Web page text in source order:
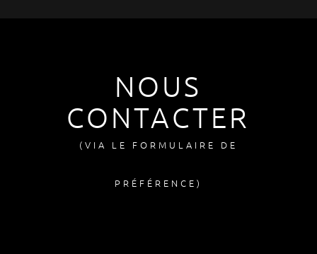
NOUS
CONTACTER
(VIA LE FORMULAIRE DE
PRÉFÉRENCE)